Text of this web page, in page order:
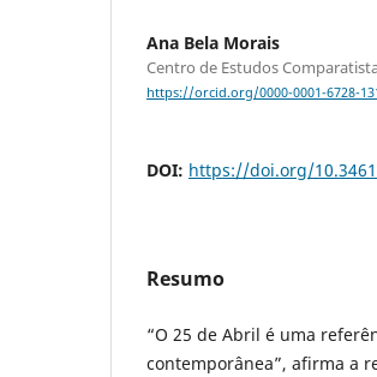
Ana Bela Morais
Centro de Estudos
https://orcid.org/0000-0001-6728-
DOI: https://doi.org/
Resumo
“O 25 de Abril é uma
contemporânea”, afirma a